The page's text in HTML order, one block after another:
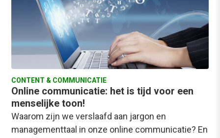
CONTENT & COMMUNICATIE
Online communicatie: het is tijd voor een
menselijke toon!
Waarom zijn we verslaafd aan jargon en
managementtaal in onze online communicatie? En